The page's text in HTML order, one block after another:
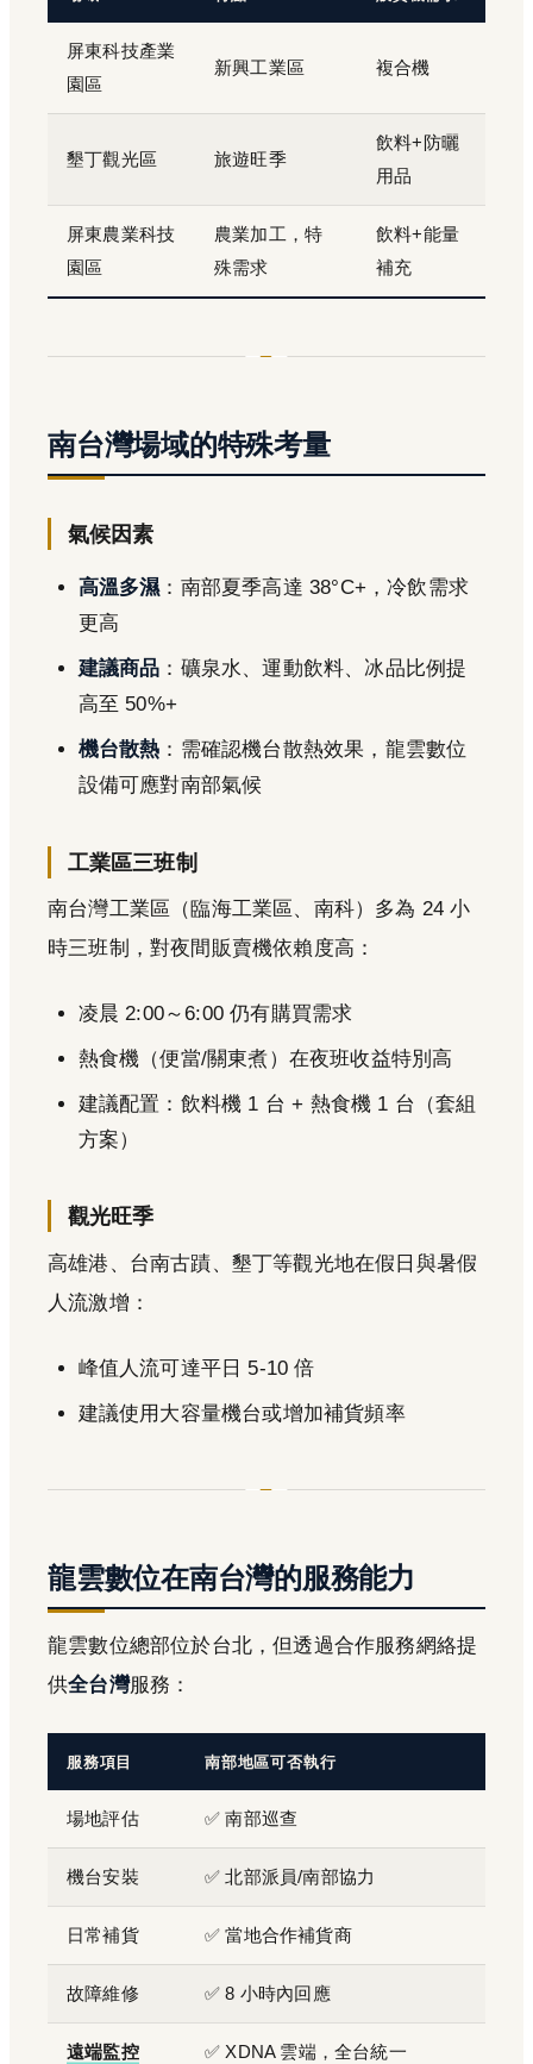
屏東科技產業
園區
新興工業區 複合機
墾丁觀光區 旅遊旺季
飲料+防曬
用品
屏東農業科技
園區
農業加工，特
殊需求
飲料+能量
補充
南台灣場域的特殊考量
氣候因素
高溫多濕：南部夏季高達 38°C+，冷飲需求
更高
建議商品 ：礦泉水、運動飲料、冰品比例提
高至 50%+
機台散熱 ：需確認機台散熱效果，龍雲數位
設備可應對南部氣候
工業區三班制
南台灣工業區（臨海工業區、南科）多為 24 小
時三班制，對夜間販賣機依賴度高：
凌晨 2:00～6:00 仍有購買需求
熱食機（便當/關東煮）在夜班收益特別高
建議配置：飲料機 1 台 + 熱食機 1 台（套組
方案）
觀光旺季
高雄港、台南古蹟、墾丁等觀光地在假日與暑假
人流激增：
峰值人流可達平日 5-10 倍
建議使用大容量機台或增加補貨頻率
龍雲數位在南台灣的服務能力
龍雲數位總部位於台北，但透過合作服務網絡提
供全台灣服務：
服務項目 南部地區可否執行
場地評估 ✅ 南部巡查
機台安裝 ✅ 北部派員/南部協力
日常補貨 ✅ 當地合作補貨商
故障維修 ✅ 8 小時內回應
遠端監控 ✅ XDNA 雲端，全台統一